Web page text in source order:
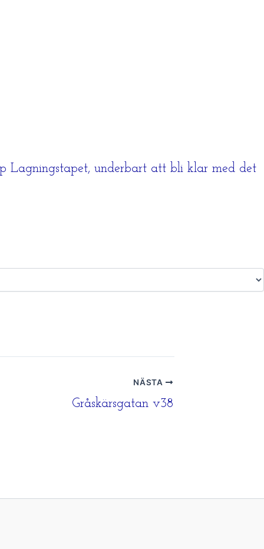
Lagningstapet, underbart att bli klar med det
NÄSTA
Gråskärsgatan v38